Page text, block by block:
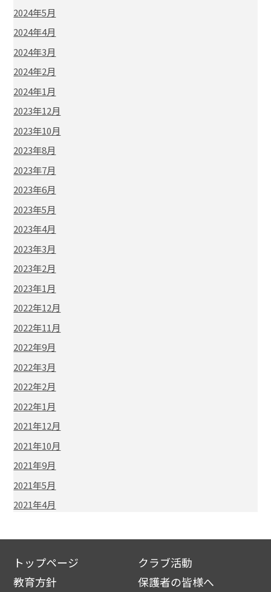
2024年5月
2024年4月
2024年3月
2024年2月
2024年1月
2023年12月
2023年10月
2023年8月
2023年7月
2023年6月
2023年5月
2023年4月
2023年3月
2023年2月
2023年1月
2022年12月
2022年11月
2022年9月
2022年3月
2022年2月
2022年1月
2021年12月
2021年10月
2021年9月
2021年5月
2021年4月
トップページ
教育方針
クラブ活動
保護者の皆様へ